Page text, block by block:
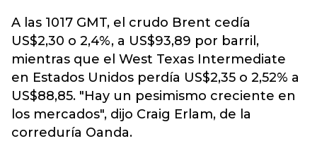
A las 1017 GMT, el crudo Brent cedía
US$2,30 o 2,4%, a US$93,89 por barril,
mientras que el West Texas Intermediate
en Estados Unidos perdía US$2,35 o 2,52% a
US$88,85. "Hay un pesimismo creciente en
los mercados", dijo Craig Erlam, de la
correduría Oanda.